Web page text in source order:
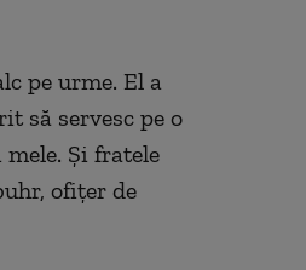
pe urme. El a
să servesc pe o
Şi fratele
ofiţer de